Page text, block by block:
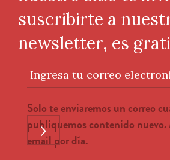
suscribirte a
newsletter, es
Ingresa tu correo
Solo te enviaremos un correo
publiquemos contenido
email por día.
›